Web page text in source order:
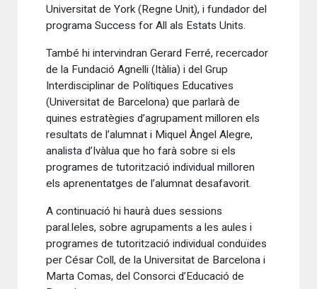
Universitat de York (Regne Unit), i fundador del
programa Success for All als Estats Units.
També hi intervindran Gerard Ferré, recercador
de la Fundació Agnelli (Itàlia) i del Grup
Interdisciplinar de Polítiques Educatives
(Universitat de Barcelona) que parlarà de
quines estratègies d’agrupament milloren els
resultats de l’alumnat i Miquel Àngel Alegre,
analista d’Ivàlua que ho farà sobre si els
programes de tutorització individual milloren
els aprenentatges de l’alumnat desafavorit.
A continuació hi haurà dues sessions
paral.leles, sobre agrupaments a les aules i
programes de tutorització individual conduïdes
per César Coll, de la Universitat de Barcelona i
Marta Comas, del Consorci d’Educació de